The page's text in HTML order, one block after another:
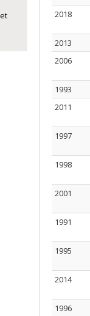
2018
2013
2006
1993
2011
1997
1998
2001
1991
1995
2014
1996